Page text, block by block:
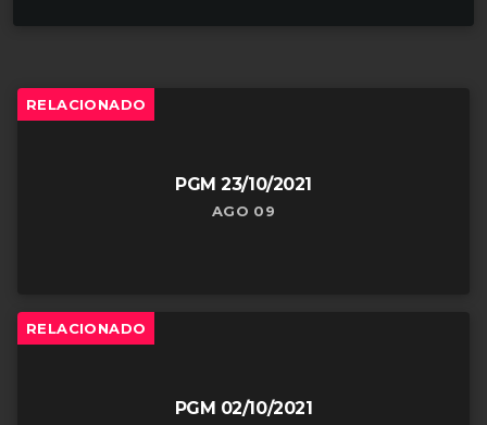
i
o
RELACIONADO
PGM 23/10/2021
AGO 09
RELACIONADO
PGM 02/10/2021